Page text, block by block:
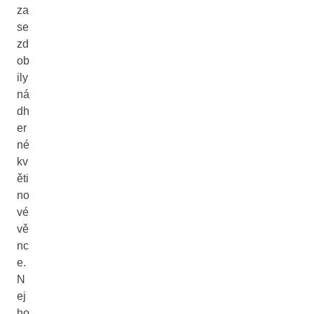
za
se
zd
ob
ily
ná
dh
er
né
kv
ěti
no
vé
vě
nc
e.
N
ej